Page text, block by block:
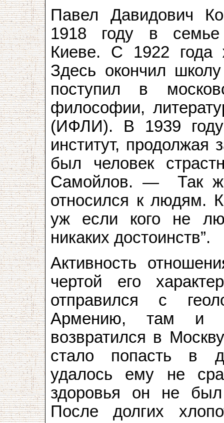
Павел Давидович
1918 году в
Киеве. С 1922
Здесь окончил
поступил в
философии,
(ИФЛИ). В 1939
институт,
был человек
Самойлов. — Так
относился к людям.
уж если кого не
никаких достоинств”.
Активность
чертой его
отправился с
Армению, там и
возвратился в
стало попасть в
удалось ему не
здоровья он не
После долгих